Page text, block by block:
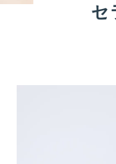
セ